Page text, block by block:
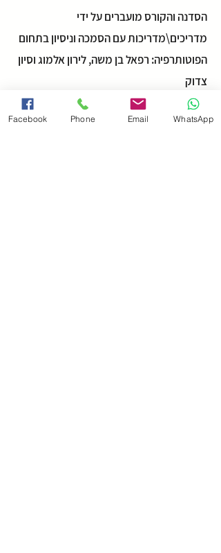
הסדנה והקורס מועברים על ידי
מדריכים\מדריכות עם הסמכה וניסיון בתחום
הפוטותרפיה: רפאל בן משה, לירון אלמוג וסיון
צדוק
Facebook Phone Email WhatsApp